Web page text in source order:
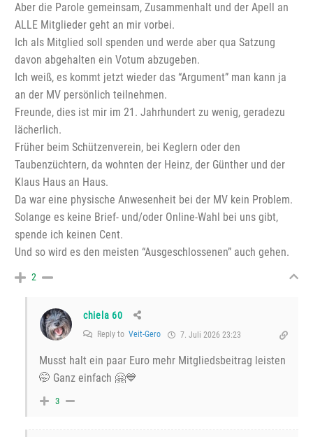
Aber die Parole gemeinsam, Zusammenhalt und der Apell an
ALLE Mitglieder geht an mir vorbei.
Ich als Mitglied soll spenden und werde aber qua Satzung
davon abgehalten ein Votum abzugeben.
Ich weiß, es kommt jetzt wieder das “Argument” man kann ja
an der MV persönlich teilnehmen.
Freunde, dies ist mir im 21. Jahrhundert zu wenig, geradezu
lächerlich.
Früher beim Schützenverein, bei Keglern oder den
Taubenzüchtern, da wohnten der Heinz, der Günther und der
Klaus Haus an Haus.
Da war eine physische Anwesenheit bei der MV kein Problem.
Solange es keine Brief- und/oder Online-Wahl bei uns gibt,
spende ich keinen Cent.
Und so wird es den meisten “Ausgeschlossenen” auch gehen.
2
chiela 60
Reply to Veit-Gero 7. Juli 2026 23:23
Musst halt ein paar Euro mehr Mitgliedsbeitrag leisten
🤭 Ganz einfach 🤗💙
3